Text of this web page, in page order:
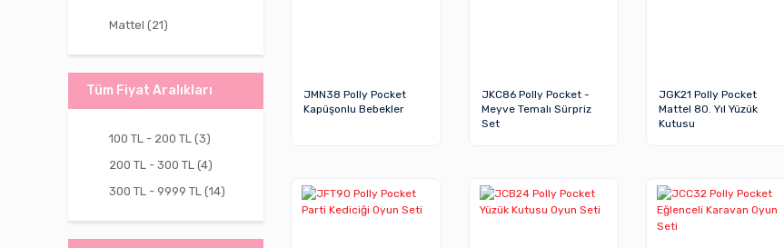
Mattel (21)
Tüm Fiyat Aralıkları
100 TL - 200 TL (3)
200 TL - 300 TL (4)
300 TL - 9999 TL (14)
JMN38 Polly Pocket
Kapüşonlu Bebekler
JKC86 Polly Pocket -
Meyve Temalı Sürpriz
Set
JGK21 Polly Pocket
Mattel 80. Yıl Yüzük
Kutusu